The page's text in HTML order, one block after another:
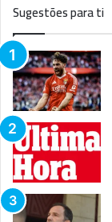
Sugestões para ti